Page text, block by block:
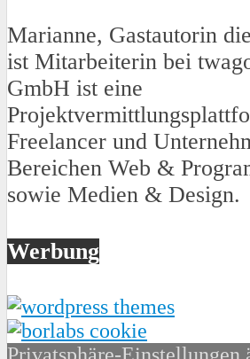
Marianne, Gastautorin
ist Mitarbeiterin bei
GmbH ist eine
Freelancer und
Bereichen Web &
sowie Medien & Design.
Werbung